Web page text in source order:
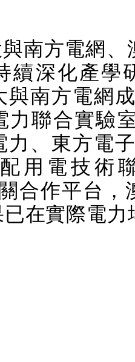
南方電網、
續深化產學
與南方電網
力聯合實驗
力、東方電
用電技術
合作平台，
已在實際電力